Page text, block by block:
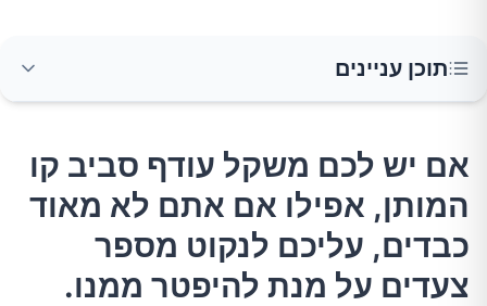
תוכן עניינים
אתם לא מאוד כבדים, עליכם לנקוט מספר צעדים
על מנת להיפטר ממנו. איך אפשר לדעת שאנו
סובלים משומן בטני? ומה אפשר לעשות כדי
להיפטר ממנו?
אם יש לכם משקל עודף סביב קו
המותן, אפילו אם אתם לא מאוד
כבדים, עליכם לנקוט מספר
צעדים על מנת להיפטר ממנו.